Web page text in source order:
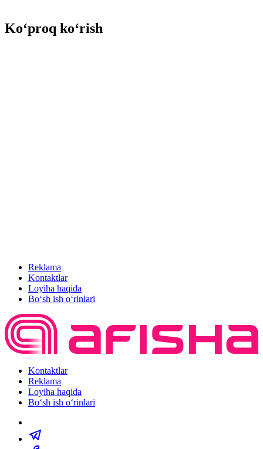
Ko‘proq ko‘rish
Reklama
Kontaktlar
Loyiha haqida
Bo‘sh ish o‘rinlari
Kontaktlar
Reklama
Loyiha haqida
Bo‘sh ish o‘rinlari